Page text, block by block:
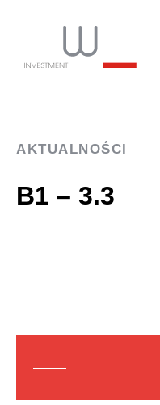
AKTUALNOŚCI
B1 – 3.3